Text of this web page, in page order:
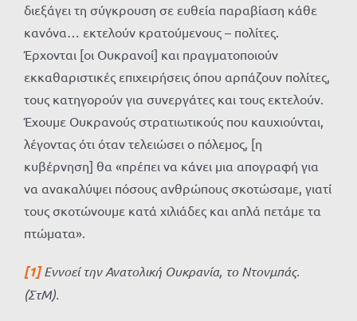
διεξάγει τη σύγκρουση σε ευθεία παραβίαση κάθε
κανόνα… εκτελούν κρατούμενους – πολίτες.
Έρχονται [οι Ουκρανοί] και πραγματοποιούν
εκκαθαριστικές επιχειρήσεις όπου αρπάζουν πολίτες,
τους κατηγορούν για συνεργάτες και τους εκτελούν.
Έχουμε Ουκρανούς στρατιωτικούς που καυχιούνται,
λέγοντας ότι όταν τελειώσει ο πόλεμος, [η
κυβέρνηση] θα «πρέπει να κάνει μια απογραφή για
να ανακαλύψει πόσους ανθρώπους σκοτώσαμε, γιατί
τους σκοτώνουμε κατά χιλιάδες και απλά πετάμε τα
πτώματα».
[1]Εννοεί την Ανατολική Ουκρανία, το Ντονμπάς.
(ΣτΜ).